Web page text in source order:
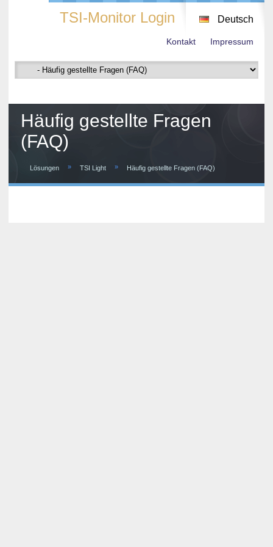
TSI-Monitor Login Deutsch
Kontakt Impressum
Häufig gestellte Fragen
(FAQ)
Lösungen » TSI Light » Häufig gestellte Fragen (FAQ)